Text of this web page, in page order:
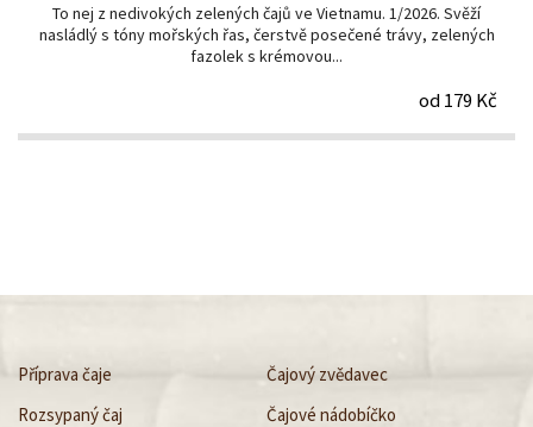
To nej z nedivokých zelených čajů ve Vietnamu. 1/2026. Svěží
nasládlý s tóny mořských řas, čerstvě posečené trávy, zelených
fazolek s krémovou...
od 179 Kč
Příprava čaje
Čajový zvědavec
Rozsypaný čaj
Čajové nádobíčko